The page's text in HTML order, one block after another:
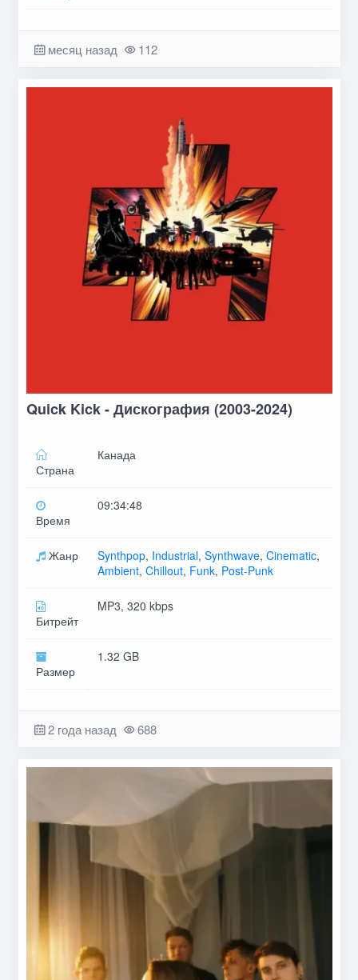
месяц назад 112
Quick Kick - Дискография (2003-2024)
Страна
Канада
Время
09:34:48
Жанр Synthpop, Industrial, Synthwave, Cinematic,
Ambient, Chillout, Funk, Post-Punk
Битрейт
MP3, 320 kbps
Размер
1.32 GB
2 года назад 688